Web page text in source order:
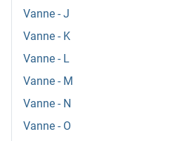
Vanne - J
Vanne - K
Vanne - L
Vanne - M
Vanne - N
Vanne - O